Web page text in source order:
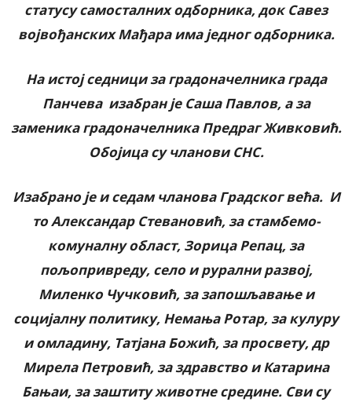
статусу самосталних одборника, док Савез
војвођанских Мађара има једног одборника.
На истој седници за градоначелника града
Панчева изабран је Саша Павлов, а за
заменика градоначелника Предраг Живковић.
Обојица су чланови СНС.
Изабрано је и седам чланова Градског већа. И
то Александар Стевановић, за стамбемо-
комуналну област, Зорица Репац, за
пољопривреду, село и рурални развој,
Миленко Чучковић, за запошљавање и
социјалну политику, Немања Ротар, за кулуру
и омладину, Татјана Божић, за просвету, др
Мирела Петровић, за здравство и Катарина
Бањаи, за заштиту животне средине. Сви су